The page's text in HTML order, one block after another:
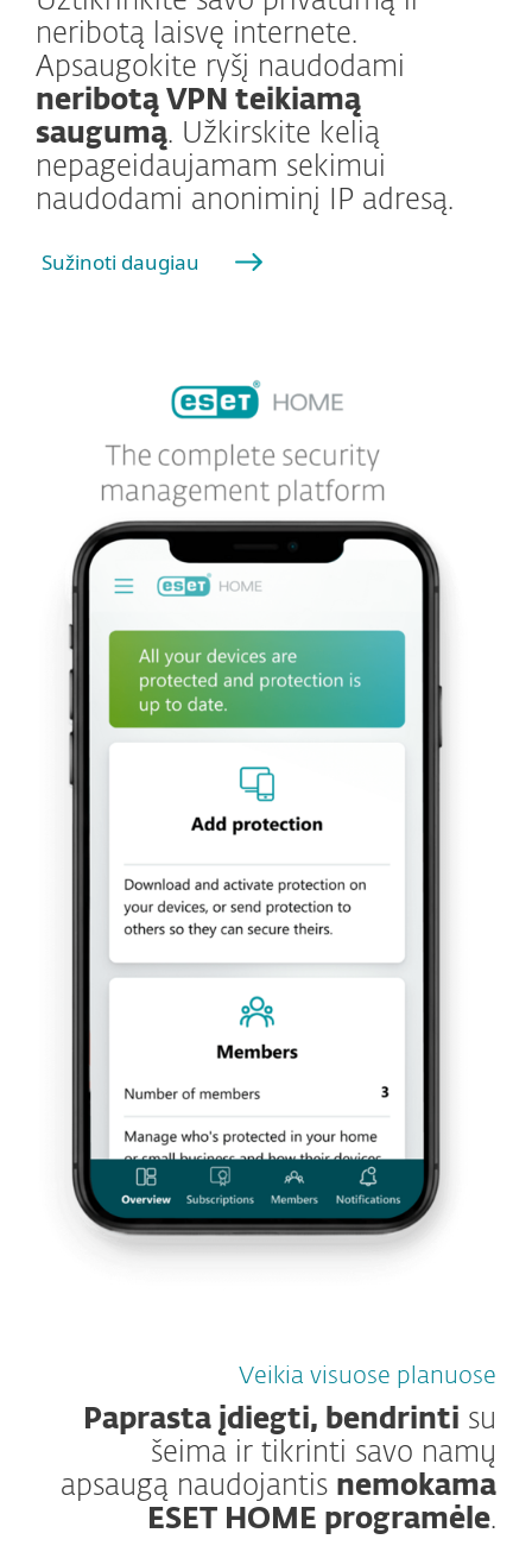
neribotą laisvę internete.
Apsaugokite ryšį naudodami
neribotą VPN teikiamą
saugumą. Užkirskite kelią
nepageidaujamam sekimui
naudodami anoniminį IP adresą.
Sužinoti daugiau
Veikia visuose planuose
Paprasta įdiegti, bendrinti su
šeima ir tikrinti savo namų
apsaugą naudojantis nemokama
ESET HOME programėle.